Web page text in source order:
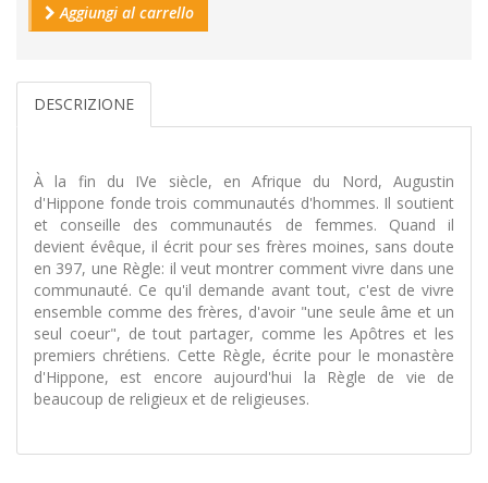
Aggiungi al carrello
DESCRIZIONE
À la fin du IVe siècle, en Afrique du Nord, Augustin
d'Hippone fonde trois communautés d'hommes. Il soutient
et conseille des communautés de femmes. Quand il
devient évêque, il écrit pour ses frères moines, sans doute
en 397, une Règle: il veut montrer comment vivre dans une
communauté. Ce qu'il demande avant tout, c'est de vivre
ensemble comme des frères, d'avoir "une seule âme et un
seul coeur", de tout partager, comme les Apôtres et les
premiers chrétiens. Cette Règle, écrite pour le monastère
d'Hippone, est encore aujourd'hui la Règle de vie de
beaucoup de religieux et de religieuses.